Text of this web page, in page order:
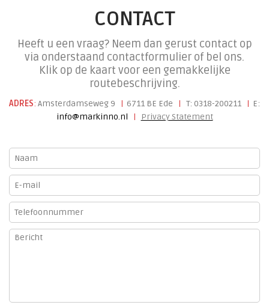
CONTACT
Heeft u een vraag? Neem dan gerust contact op
via onderstaand contactformulier of bel ons.
Klik op de kaart voor een gemakkelijke
routebeschrijving.
ADRES: Amsterdamseweg 9 | 6711 BE Ede | T: 0318-200211 | E:
info@markinno.nl | Privacy Statement